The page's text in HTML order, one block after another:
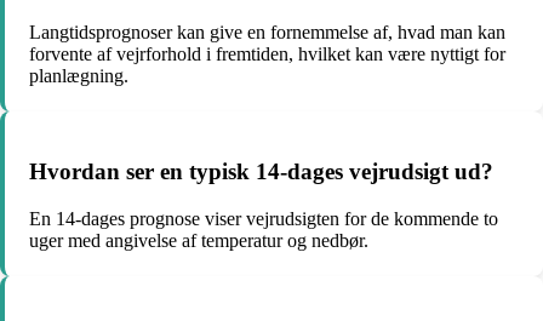
Langtidsprognoser kan give en fornemmelse af, hvad man kan
forvente af vejrforhold i fremtiden, hvilket kan være nyttigt for
planlægning.
Hvordan ser en typisk 14-dages vejrudsigt ud?
En 14-dages prognose viser vejrudsigten for de kommende to
uger med angivelse af temperatur og nedbør.